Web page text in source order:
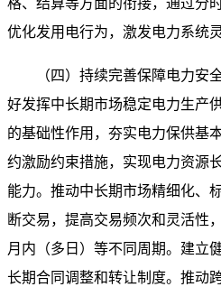
格、结算等方面的衔接，通过分
优化发用电行为，激发电力系统
（四）持续完善保障电力安全
好发挥中长期市场稳定电力生产
的基础性作用，夯实电力保供基
约激励约束措施，实现电力资源
能力。推动中长期市场精细化、
断交易，提高交易频次和灵活性
月内（多日）等不同周期。建立
长期合同调整和转让制度。推动